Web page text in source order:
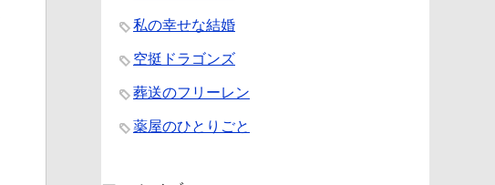
私の幸せな結婚
空挺ドラゴンズ
葬送のフリーレン
薬屋のひとりごと